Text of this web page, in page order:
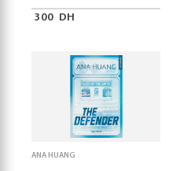
300 DH
ANA HUANG